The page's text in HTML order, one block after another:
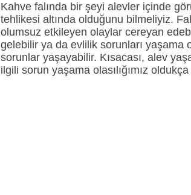
Kahve falında bir şeyi alevler içinde
tehlikesi altında olduğunu bilmeliyiz.
olumsuz etkileyen olaylar cereyan
gelebilir ya da evlilik sorunları yaşama
sorunlar yaşayabilir. Kısacası, alev
ilgili sorun yaşama olasılığımız